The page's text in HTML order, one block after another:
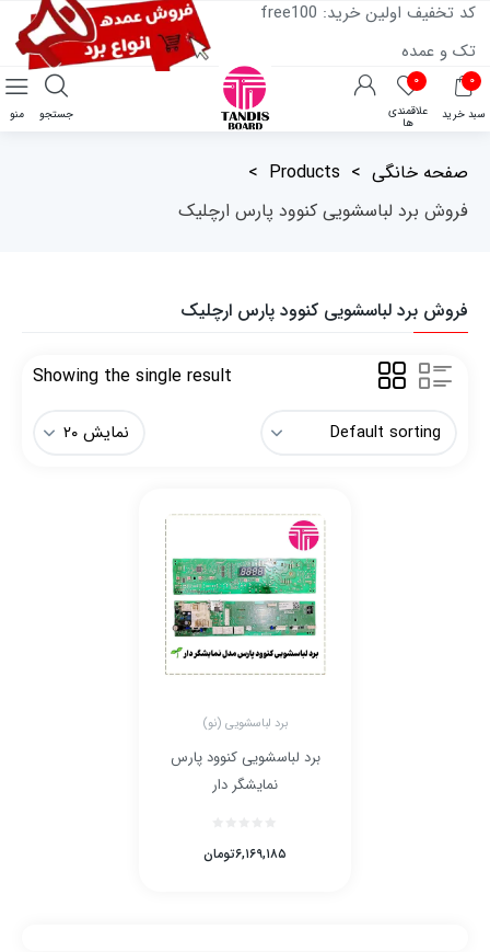
کد تخفیف اولین خرید: free100
تک و عمده
۰
سبد خرید
۰
علاقمندی
ها
منو جستجو
صفحه خانگی >
Products
>
فروش برد لباسشویی کنوود پارس ارچلیک
فروش برد لباسشویی کنوود پارس ارچلیک
Showing the single result
برد لباسشویی (نو)
برد لباسشویی کنوود پارس
نمایشگر دار
تومان۶,۱۶۹,۱۸۵